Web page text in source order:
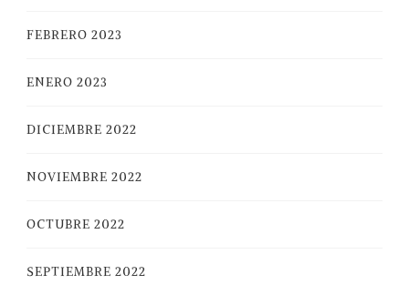
FEBRERO 2023
ENERO 2023
DICIEMBRE 2022
NOVIEMBRE 2022
OCTUBRE 2022
SEPTIEMBRE 2022